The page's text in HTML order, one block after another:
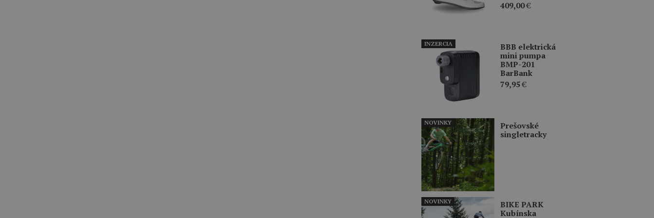
409,00€
BBB elektrická
mini pumpa
BMP-201
BarBank
79,95€
INZERCIA
Prešovské
singletracky
NOVINKY
BIKE PARK
Kubínska
NOVINKY